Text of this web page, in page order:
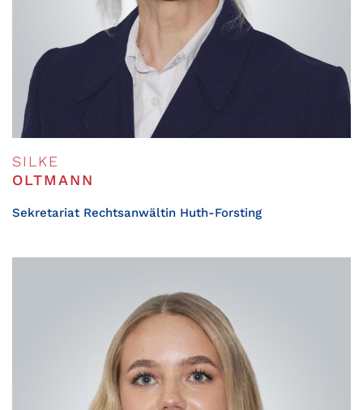
SILKE
OLTMANN
Sekretariat Rechtsanwältin Huth-Forsting